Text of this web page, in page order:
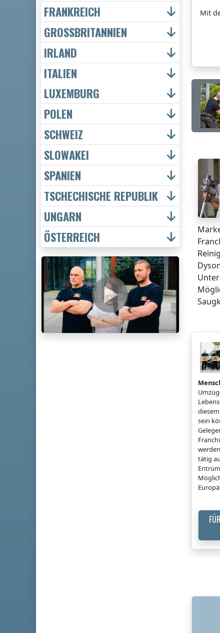
Mit
sein
tätig
FRANKREICH
GROSSBRITANNIEN
IRLAND
ITALIEN
LUXEMBURG
POLEN
SCHWEIZ
SLOWAKEI
SPANIEN
TSCHECHISCHE REPUBLIK
UNGARN
ÖSTERREICH